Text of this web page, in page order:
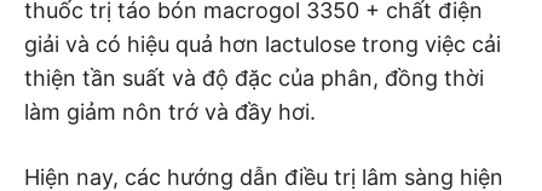
thuốc trị táo bón macrogol 3350 + chất điện
giải và có hiệu quả hơn lactulose trong việc cải
thiện tần suất và độ đặc của phân, đồng thời
làm giảm nôn trớ và đầy hơi.
Hiện nay, các hướng dẫn điều trị lâm sàng hiện